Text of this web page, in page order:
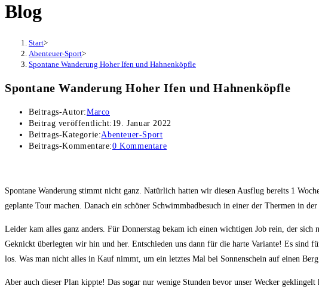
Blog
Start>
Abenteuer-Sport>
Spontane Wanderung Hoher Ifen und Hahnenköpfle
Spontane Wanderung Hoher Ifen und Hahnenköpfle
Beitrags-Autor:Marco
Beitrag veröffentlicht: 19. Januar 2022
Beitrags-Kategorie:Abenteuer-Sport
Beitrags-Kommentare:0 Kommentare
Spontane Wanderung stimmt nicht ganz. Natürlich hatten wir diesen Ausflug bereits 1
geplante Tour machen. Danach ein schöner Schwimmbadbesuch in einer der Thermen in
Leider kam alles ganz anders. Für Donnerstag bekam ich einen wichtigen Job rein, der
Geknickt überlegten wir hin und her. Entschieden uns dann für die harte Variante! Es sind
los. Was man nicht alles in Kauf nimmt, um ein letztes Mal bei Sonnenschein auf einen
Aber auch dieser Plan kippte! Das sogar nur wenige Stunden bevor unser Wecker